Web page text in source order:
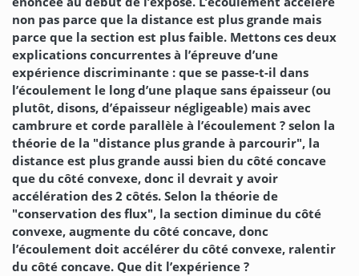
non pas parce que la distance est plus grande mais
parce que la section est plus faible. Mettons ces deux
explications concurrentes à l’épreuve d’une
expérience discriminante : que se passe-t-il dans
l’écoulement le long d’une plaque sans épaisseur (ou
plutôt, disons, d’épaisseur négligeable) mais avec
cambrure et corde parallèle à l’écoulement ? selon la
théorie de la "distance plus grande à parcourir", la
distance est plus grande aussi bien du côté concave
que du côté convexe, donc il devrait y avoir
accélération des 2 côtés. Selon la théorie de
"conservation des flux", la section diminue du côté
convexe, augmente du côté concave, donc
l’écoulement doit accélérer du côté convexe, ralentir
du côté concave. Que dit l’expérience ?